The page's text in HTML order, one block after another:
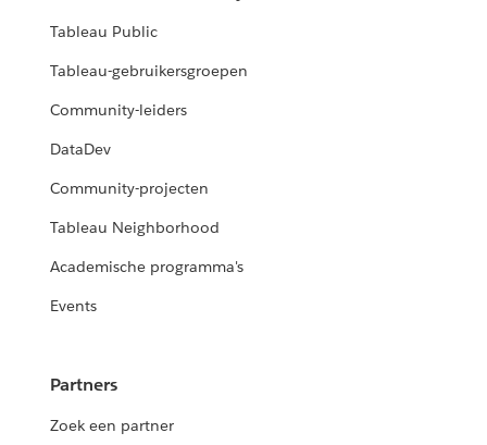
Tableau Public
Tableau-gebruikersgroepen
Community-leiders
DataDev
Community-projecten
Tableau Neighborhood
Academische programma's
Events
Partners
Zoek een partner